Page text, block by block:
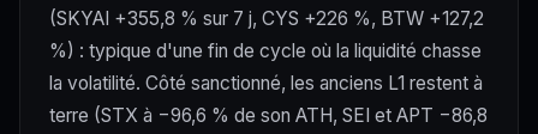
(SKYAI +355,8 % sur 7 j, CYS +226 %, BTW +127,2
%) : typique d'une fin de cycle où la liquidité chasse
la volatilité. Côté sanctionné, les anciens L1 restent à
terre (STX à −96,6 % de son ATH, SEI et APT −86,8